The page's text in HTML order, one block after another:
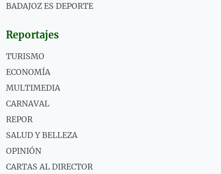
BADAJOZ ES DEPORTE
Reportajes
TURISMO
ECONOMÍA
MULTIMEDIA
CARNAVAL
REPOR
SALUD Y BELLEZA
OPINIÓN
CARTAS AL DIRECTOR